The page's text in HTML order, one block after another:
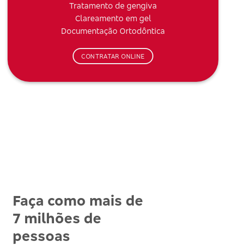
Tratamento de gengiva
Clareamento em gel
Documentação Ortodôntica
CONTRATAR ONLINE
Faça como mais de
7 milhões de
pessoas